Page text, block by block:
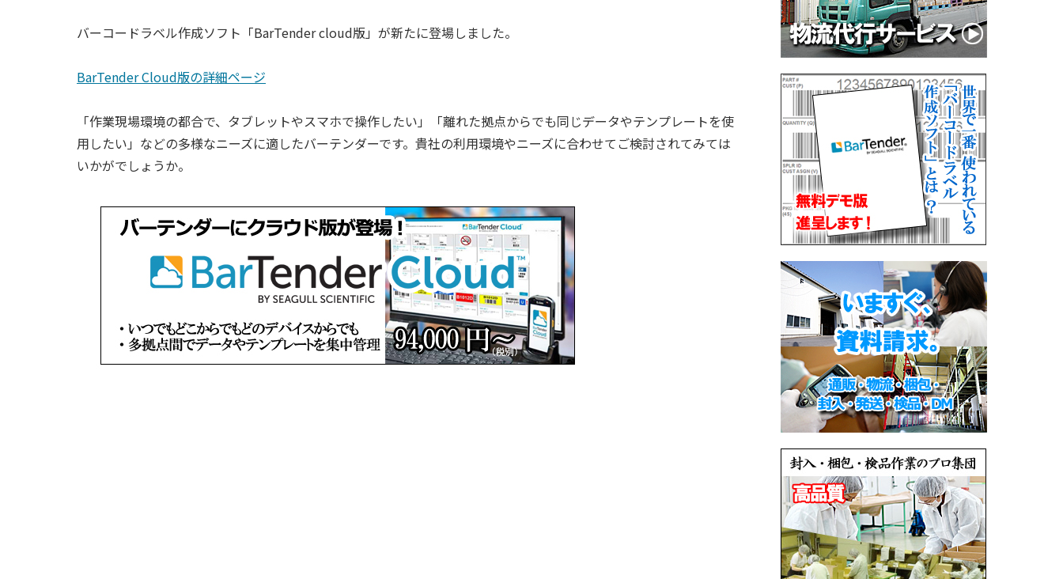
バーコードラベル作成ソフト「BarTender cloud版」が新たに登場しました。
BarTender Cloud版の詳細ページ
「作業現場環境の都合で、タブレットやスマホで操作したい」「離れた拠点からでも同じデータやテンプレートを使
用したい」などの多様なニーズに適したバーテンダーです。貴社の利用環境やニーズに合わせてご検討されてみては
いかがでしょうか。